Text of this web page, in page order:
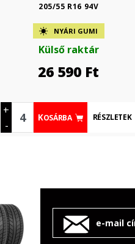
205/55 R16 94V
NYÁRI GUMI
Külső raktár
26 590 Ft
+
-
KOSÁRBA RÉSZLETEK